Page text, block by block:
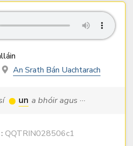
An Srath Bán Uachtarach
un a bhóir agus ···
: QQTRIN028506c1